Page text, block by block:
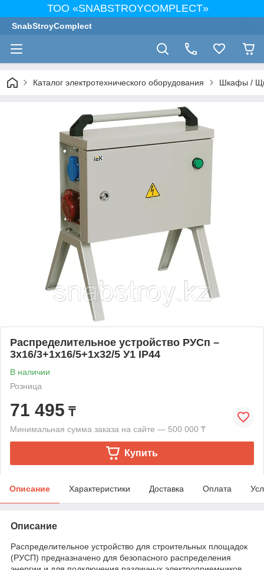
ТОО «SNABSTROYCOMPLECT»
SnabStroyComplect
Каталог электротехнического оборудования Шкафы /
Распределительное устройство РУСп –
3х16/3+1х16/5+1х32/5 У1 IP44
В наличии
Розница
71 495 ₸
Минимальная сумма заказа на сайте — 500 000 ₸
Купить
Описание Характеристики Доставка Оплата
Описание
Распределительное устройство для строительных площадок
(РУСП) предназначено для безопасного распределения